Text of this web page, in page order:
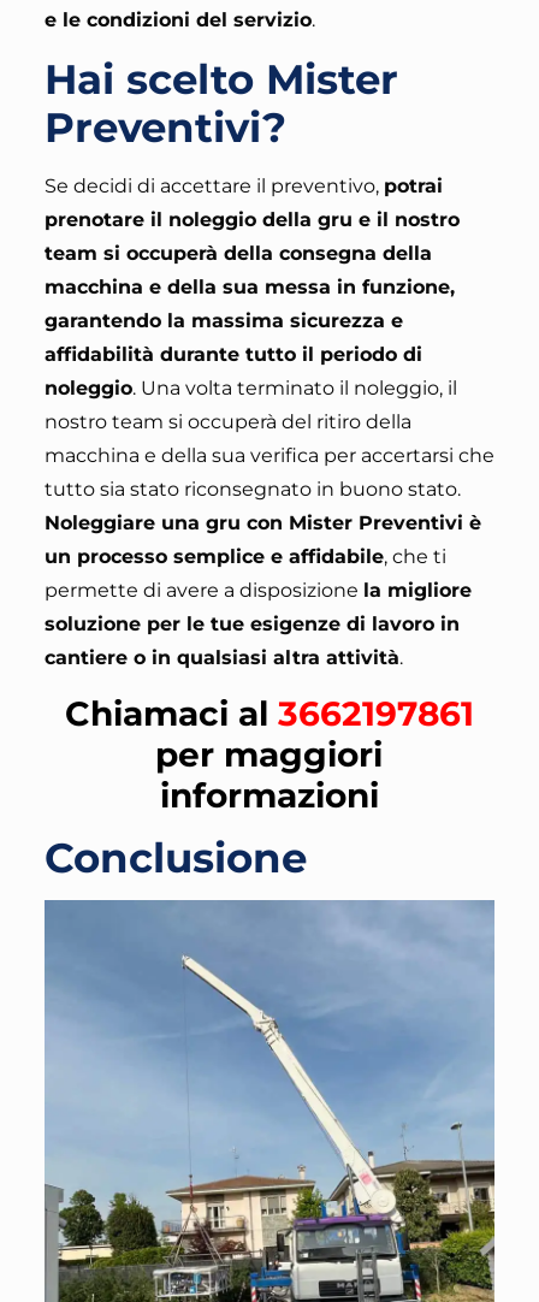
e le condizioni del servizio.
Hai scelto Mister
Preventivi?
Se decidi di accettare il preventivo, potrai
prenotare il noleggio della gru e il nostro
team si occuperà della consegna della
macchina e della sua messa in funzione,
garantendo la massima sicurezza e
affidabilità durante tutto il periodo di
noleggio. Una volta terminato il noleggio, il
nostro team si occuperà del ritiro della
macchina e della sua verifica per accertarsi che
tutto sia stato riconsegnato in buono stato.
Noleggiare una gru con Mister Preventivi è
un processo semplice e affidabile, che ti
permette di avere a disposizione la migliore
soluzione per le tue esigenze di lavoro in
cantiere o in qualsiasi altra attività.
Chiamaci al 3662197861
per maggiori
informazioni
Conclusione